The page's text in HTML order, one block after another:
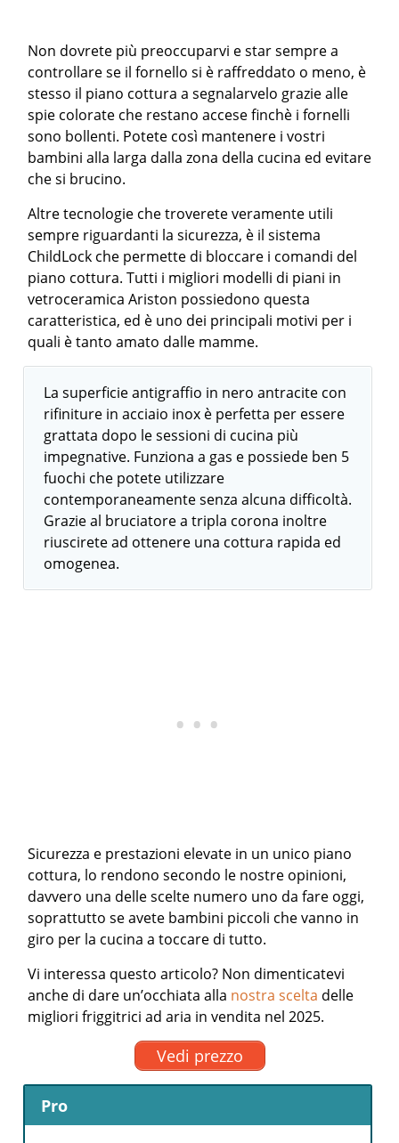
Non dovrete più preoccuparvi e star sempre a
controllare se il fornello si è raffreddato o meno, è
stesso il piano cottura a segnalarvelo grazie alle
spie colorate che restano accese finchè i fornelli
sono bollenti. Potete così mantenere i vostri
bambini alla larga dalla zona della cucina ed evitare
che si brucino.
Altre tecnologie che troverete veramente utili
sempre riguardanti la sicurezza, è il sistema
ChildLock che permette di bloccare i comandi del
piano cottura. Tutti i migliori modelli di piani in
vetroceramica Ariston possiedono questa
caratteristica, ed è uno dei principali motivi per i
quali è tanto amato dalle mamme.
La superficie antigraffio in nero antracite con
rifiniture in acciaio inox è perfetta per essere
grattata dopo le sessioni di cucina più
impegnative. Funziona a gas e possiede ben 5
fuochi che potete utilizzare
contemporaneamente senza alcuna difficoltà.
Grazie al bruciatore a tripla corona inoltre
riuscirete ad ottenere una cottura rapida ed
omogenea.
Sicurezza e prestazioni elevate in un unico piano
cottura, lo rendono secondo le nostre opinioni,
davvero una delle scelte numero uno da fare oggi,
soprattutto se avete bambini piccoli che vanno in
giro per la cucina a toccare di tutto.
Vi interessa questo articolo? Non dimenticatevi
anche di dare un’occhiata alla nostra scelta delle
migliori friggitrici ad aria in vendita nel 2025.
Vedi prezzo
Pro